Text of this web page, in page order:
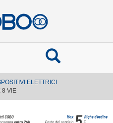
ELETTRICI
8 VIE